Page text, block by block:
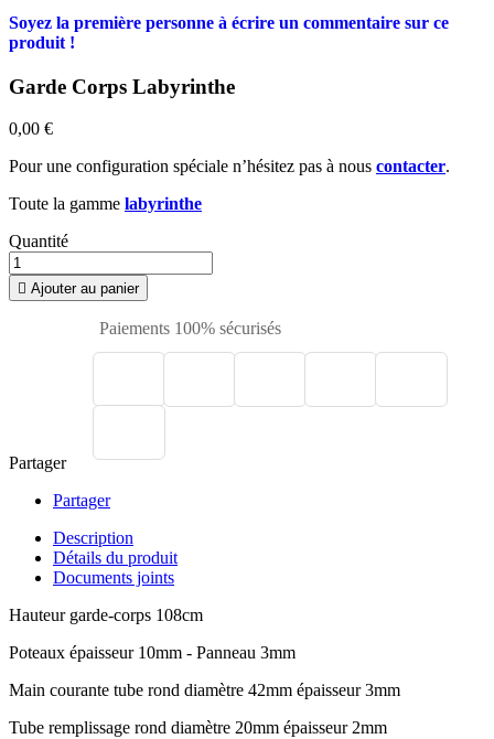
Soyez la première personne à écrire un commentaire sur ce
produit !
Garde Corps Labyrinthe
0,00 €
Pour une configuration spéciale n’hésitez pas à nous contacter.
Toute la gamme labyrinthe
Quantité
 Ajouter au panier
Paiements 100% sécurisés
Partager
Partager
Description
Détails du produit
Documents joints
Hauteur garde-corps 108cm
Poteaux épaisseur 10mm - Panneau 3mm
Main courante tube rond diamètre 42mm épaisseur 3mm
Tube remplissage rond diamètre 20mm épaisseur 2mm